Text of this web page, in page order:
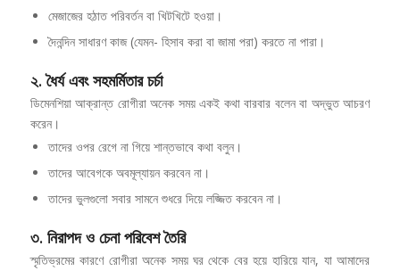
মেজাজের হঠাত পরিবর্তন বা খিটখিটে হওয়া।
দৈনন্দিন সাধারণ কাজ (যেমন- হিসাব করা বা জামা পরা) করতে না পারা।
২. ধৈর্য এবং সহমর্মিতার চর্চা
ডিমেনশিয়া আক্রান্ত রোগীরা অনেক সময় একই কথা বারবার বলেন বা অদ্ভুত আচরণ
করেন।
তাদের ওপর রেগে না গিয়ে শান্তভাবে কথা বলুন।
তাদের আবেগকে অবমূল্যায়ন করবেন না।
তাদের ভুলগুলো সবার সামনে শুধরে দিয়ে লজ্জিত করবেন না।
৩. নিরাপদ ও চেনা পরিবেশ তৈরি
স্মৃতিভ্রমের কারণে রোগীরা অনেক সময় ঘর থেকে বের হয়ে হারিয়ে যান, যা আমাদের